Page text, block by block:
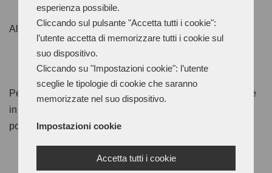
esperienza possibile.
Cliccando sul pulsante "Accetta tutti i cookie":
l’utente accetta di memorizzare tutti i cookie sul
suo dispositivo.
Cliccando su "Impostazioni cookie": l’utente
sceglie le tipologie di cookie che saranno
memorizzate nel suo dispositivo.
Impostazioni cookie
Accetta tutti i cookie
Alta appiccicosità a freddo.
Perfetto per incollaggi di in calzatura di pellami e tessuti e
in tappezzeria e nel settore imbottiti di pelle finte pelli e
poliuretani e polistiroli espansi.